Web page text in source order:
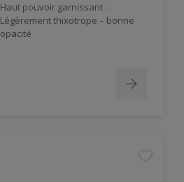
Haut pouvoir garnissant -
Légèrement thixotrope – bonne
opacité